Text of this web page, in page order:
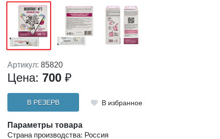
Артикул: 85820
Цена: 700 ₽
В РЕЗЕРВ В избранное
Параметры товара
Страна производства: Россия